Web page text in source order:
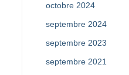
octobre 2024
septembre 2024
septembre 2023
septembre 2021